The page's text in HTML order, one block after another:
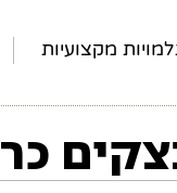
מקצועיות